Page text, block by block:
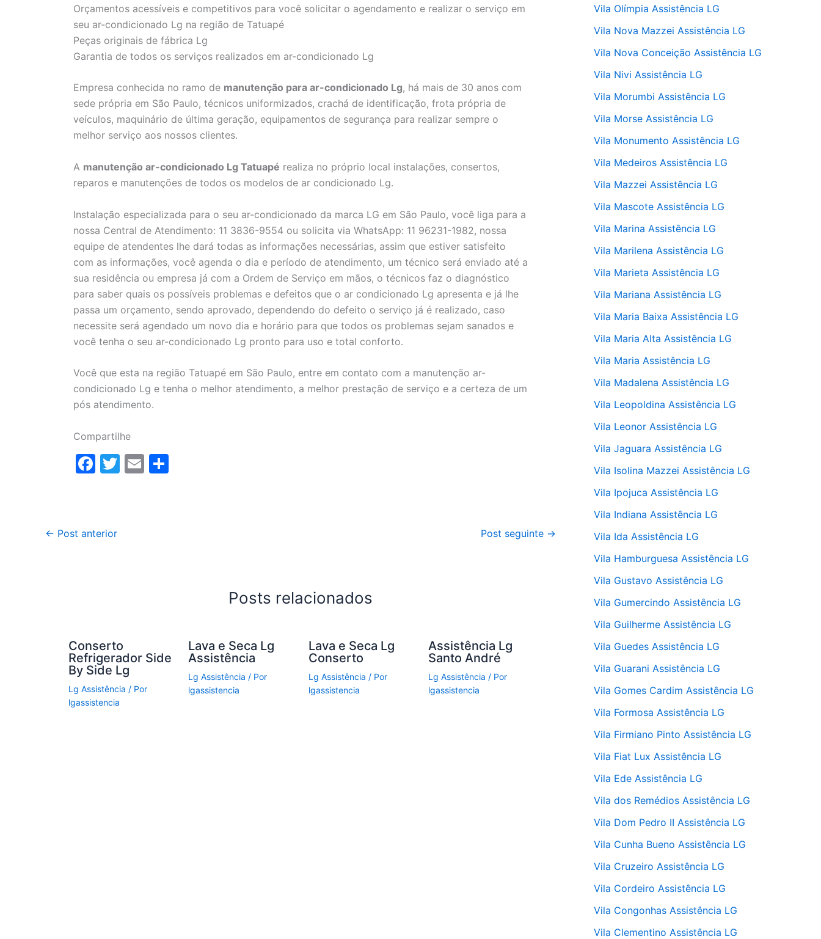
Orçamentos acessíveis e competitivos para você solicitar o agendamento e realizar o serviço em
seu ar-condicionado Lg na região de Tatuapé
Peças originais de fábrica Lg
Garantia de todos os serviços realizados em ar-condicionado Lg
Empresa conhecida no ramo de manutenção para ar-condicionado Lg, há mais de 30 anos com
sede própria em São Paulo, técnicos uniformizados, crachá de identificação, frota própria de
veículos, maquinário de última geração, equipamentos de segurança para realizar sempre o
melhor serviço aos nossos clientes.
A manutenção ar-condicionado Lg Tatuapé realiza no próprio local instalações, consertos,
reparos e manutenções de todos os modelos de ar condicionado Lg.
Instalação especializada para o seu ar-condicionado da marca LG em São Paulo, você liga para a
nossa Central de Atendimento: 11 3836-9554 ou solicita via WhatsApp: 11 96231-1982, nossa
equipe de atendentes lhe dará todas as informações necessárias, assim que estiver satisfeito
com as informações, você agenda o dia e período de atendimento, um técnico será enviado até a
sua residência ou empresa já com a Ordem de Serviço em mãos, o técnicos faz o diagnóstico
para saber quais os possíveis problemas e defeitos que o ar condicionado Lg apresenta e já lhe
passa um orçamento, sendo aprovado, dependendo do defeito o serviço já é realizado, caso
necessite será agendado um novo dia e horário para que todos os problemas sejam sanados e
você tenha o seu ar-condicionado Lg pronto para uso e total conforto.
Você que esta na região Tatuapé em São Paulo, entre em contato com a manutenção ar-
condicionado Lg e tenha o melhor atendimento, a melhor prestação de serviço e a certeza de um
pós atendimento.
Compartilhe
F
b
T
E
← Post anterior Post seguinte →
Posts relacionados
Conserto
Refrigerador Side
By Side Lg
Lg Assistência / Por
lgassistencia
Lava e Seca Lg
Assistência
Lg Assistência / Por
lgassistencia
Lava e Seca Lg
Conserto
Lg Assistência / Por
lgassistencia
Assistência Lg
Santo André
Lg Assistência / Por
lgassistencia
Vila Olímpia Assistência LG
Vila Nova Mazzei Assistência LG
Vila Nova Conceição Assistência LG
Vila Nivi Assistência LG
Vila Morumbi Assistência LG
Vila Morse Assistência LG
Vila Monumento Assistência LG
Vila Medeiros Assistência LG
Vila Mazzei Assistência LG
Vila Mascote Assistência LG
Vila Marina Assistência LG
Vila Marilena Assistência LG
Vila Marieta Assistência LG
Vila Mariana Assistência LG
Vila Maria Baixa Assistência LG
Vila Maria Alta Assistência LG
Vila Maria Assistência LG
Vila Madalena Assistência LG
Vila Leopoldina Assistência LG
Vila Leonor Assistência LG
Vila Jaguara Assistência LG
Vila Isolina Mazzei Assistência LG
Vila Ipojuca Assistência LG
Vila Indiana Assistência LG
Vila Ida Assistência LG
Vila Hamburguesa Assistência LG
Vila Gustavo Assistência LG
Vila Gumercindo Assistência LG
Vila Guilherme Assistência LG
Vila Guedes Assistência LG
Vila Guarani Assistência LG
Vila Gomes Cardim Assistência LG
Vila Formosa Assistência LG
Vila Firmiano Pinto Assistência LG
Vila Fiat Lux Assistência LG
Vila Ede Assistência LG
Vila dos Remédios Assistência LG
Vila Dom Pedro II Assistência LG
Vila Cunha Bueno Assistência LG
Vila Cruzeiro Assistência LG
Vila Cordeiro Assistência LG
Vila Congonhas Assistência LG
Vila Clementino Assistência LG